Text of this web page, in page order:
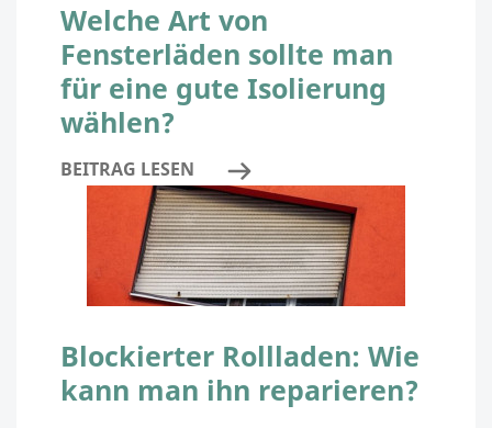
Welche Art von
Fensterläden sollte man
für eine gute Isolierung
wählen?
BEITRAG LESEN
Blockierter Rollladen: Wie
kann man ihn reparieren?